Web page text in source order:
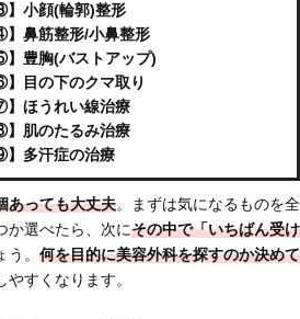
】小顔(輪郭)整形
】鼻筋整形/小鼻整形
】豊胸(バストアップ)
】目の下のクマ取り
】ほうれい線治療
】肌のたるみ治療
】多汗症の治療
あっても大丈夫。まずは気になるものを全
か選べたら、次にその中で「いちばん受け
。 何を目的に美容外科を探すのか決めて
すくなります。